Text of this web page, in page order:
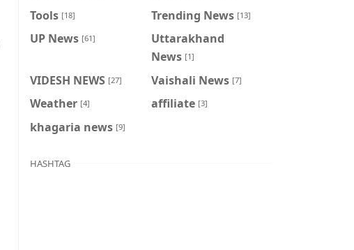
Tools [18] Trending News [13]
UP News [61]
Uttarakhand
News [1]
VIDESH NEWS [27] Vaishali News [7]
Weather [4] affiliate [3]
khagaria news [9]
HASHTAG